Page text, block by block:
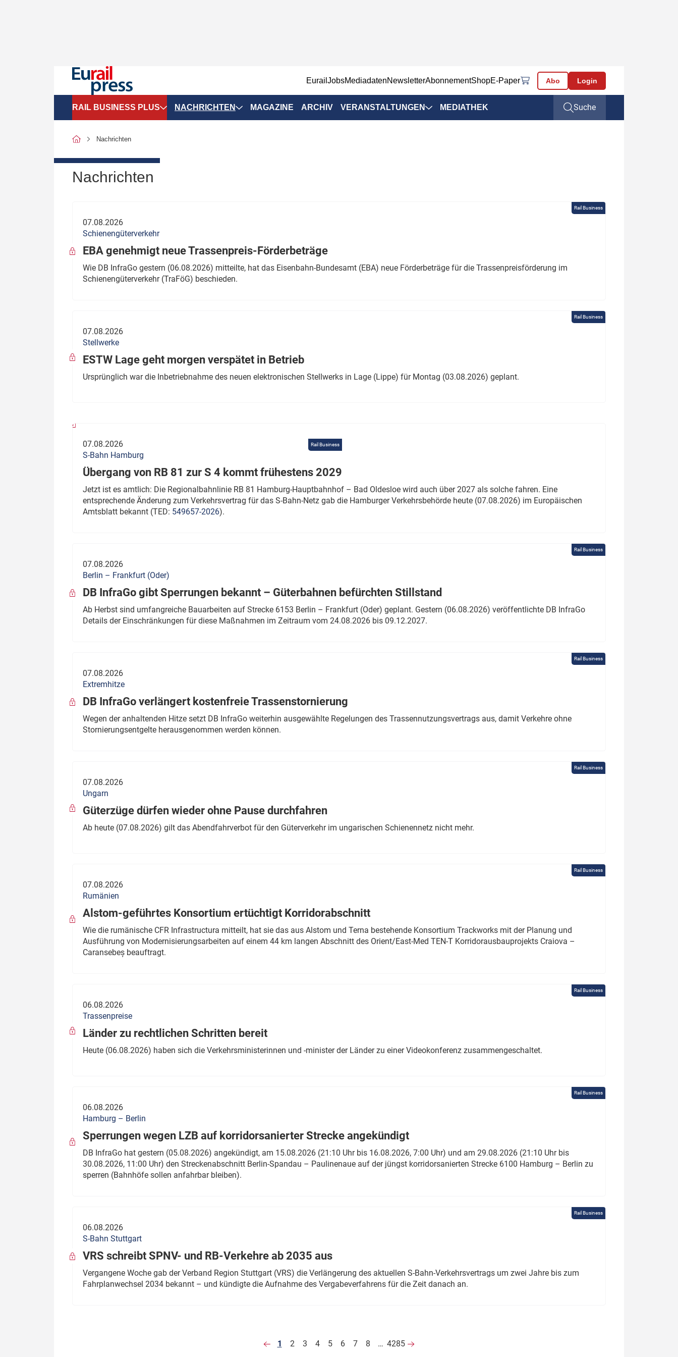
EurailJobsMediadatenNewsletterAbonnementShopE-Paper Abo Login
RAIL BUSINESS PLUS
SPNV-Marktdaten
Politik
Verbände: Wer spricht für
wen?
Thema des Monats
Dossier: Generalsanierung
Dossier: ETCS
NACHRICHTEN
Infrastruktur & Ausrüstung
ÖPNV
MAGAZINE ARCHIV VERANSTALTUNGEN MEDIATHEK Suche
Nachrichten
Nachrichten
Rail Business
07.08.2026
Schienengüterverkehr
EBA genehmigt neue Trassenpreis-Förderbeträge
Wie DB InfraGo gestern (06.08.2026) mitteilte, hat das Eisenbahn-Bundesamt (EBA) neue Förderbeträge für die Trassenpreisförderung im
Schienengüterverkehr (TraFöG) beschieden.
Rail Business
07.08.2026
Stellwerke
ESTW Lage geht morgen verspätet in Betrieb
Ursprünglich war die Inbetriebnahme des neuen elektronischen Stellwerks in Lage (Lippe) für Montag (03.08.2026) geplant.
Rail Business
07.08.2026
S-Bahn Hamburg
Übergang von RB 81 zur S 4 kommt frühestens 2029
Jetzt ist es amtlich: Die Regionalbahnlinie RB 81 Hamburg-Hauptbahnhof – Bad Oldesloe wird auch über 2027 als solche fahren. Eine
entsprechende Änderung zum Verkehrsvertrag für das S-Bahn-Netz gab die Hamburger Verkehrsbehörde heute (07.08.2026) im Europäischen
Amtsblatt bekannt (TED: 549657-2026).
Rail Business
07.08.2026
Berlin – Frankfurt (Oder)
DB InfraGo gibt Sperrungen bekannt – Güterbahnen befürchten Stillstand
Ab Herbst sind umfangreiche Bauarbeiten auf Strecke 6153 Berlin – Frankfurt (Oder) geplant. Gestern (06.08.2026) veröffentlichte DB InfraGo
Details der Einschränkungen für diese Maßnahmen im Zeitraum vom 24.08.2026 bis 09.12.2027.
Rail Business
07.08.2026
Extremhitze
DB InfraGo verlängert kostenfreie Trassenstornierung
Wegen der anhaltenden Hitze setzt DB InfraGo weiterhin ausgewählte Regelungen des Trassennutzungsvertrags aus, damit Verkehre ohne
Stornierungsentgelte herausgenommen werden können.
Rail Business
07.08.2026
Ungarn
Güterzüge dürfen wieder ohne Pause durchfahren
Ab heute (07.08.2026) gilt das Abendfahrverbot für den Güterverkehr im ungarischen Schienennetz nicht mehr.
Rail Business
07.08.2026
Rumänien
Alstom-geführtes Konsortium ertüchtigt Korridorabschnitt
Wie die rumänische CFR Infrastructura mitteilt, hat sie das aus Alstom und Terna bestehende Konsortium Trackworks mit der Planung und
Ausführung von Modernisierungsarbeiten auf einem 44 km langen Abschnitt des Orient/East-Med TEN-T Korridorausbauprojekts Craiova –
Caransebeș beauftragt.
Rail Business
06.08.2026
Trassenpreise
Länder zu rechtlichen Schritten bereit
Heute (06.08.2026) haben sich die Verkehrsministerinnen und -minister der Länder zu einer Videokonferenz zusammengeschaltet.
Rail Business
06.08.2026
Hamburg – Berlin
Sperrungen wegen LZB auf korridorsanierter Strecke angekündigt
DB InfraGo hat gestern (05.08.2026) angekündigt, am 15.08.2026 (21:10 Uhr bis 16.08.2026, 7:00 Uhr) und am 29.08.2026 (21:10 Uhr bis
30.08.2026, 11:00 Uhr) den Streckenabschnitt Berlin-Spandau – Paulinenaue auf der jüngst korridorsanierten Strecke 6100 Hamburg – Berlin zu
sperren (Bahnhöfe sollen anfahrbar bleiben).
Rail Business
06.08.2026
S-Bahn Stuttgart
VRS schreibt SPNV- und RB-Verkehre ab 2035 aus
Vergangene Woche gab der Verband Region Stuttgart (VRS) die Verlängerung des aktuellen S-Bahn-Verkehrsvertrags um zwei Jahre bis zum
Fahrplanwechsel 2034 bekannt – und kündigte die Aufnahme des Vergabeverfahrens für die Zeit danach an.
1 2 3 4 5 6 7 8 … 4285